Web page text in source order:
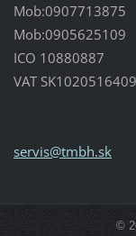
Mob:0907713875
Mob:0905625109
ICO 10880887
VAT SK1020516409
servis@tmbh.sk
©